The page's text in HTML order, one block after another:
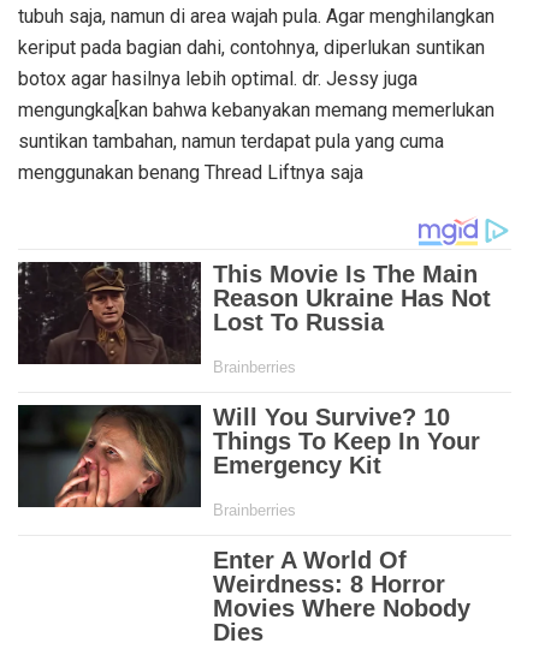
tubuh saja, namun di area wajah pula. Agar menghilangkan
keriput pada bagian dahi, contohnya, diperlukan suntikan
botox agar hasilnya lebih optimal. dr. Jessy juga
mengungka[kan bahwa kebanyakan memang memerlukan
suntikan tambahan, namun terdapat pula yang cuma
menggunakan benang Thread Liftnya saja